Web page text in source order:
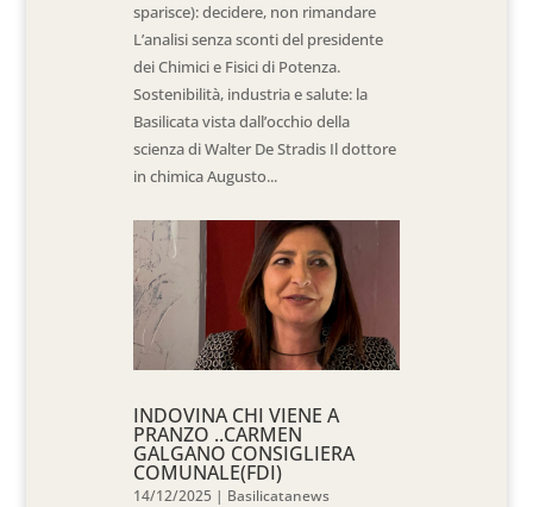
sparisce): decidere, non rimandare
L’analisi senza sconti del presidente
dei Chimici e Fisici di Potenza.
Sostenibilità, industria e salute: la
Basilicata vista dall’occhio della
scienza di Walter De Stradis Il dottore
in chimica Augusto...
INDOVINA CHI VIENE A
PRANZO ..CARMEN
GALGANO CONSIGLIERA
COMUNALE(FDI)
14/12/2025 | Basilicatanews